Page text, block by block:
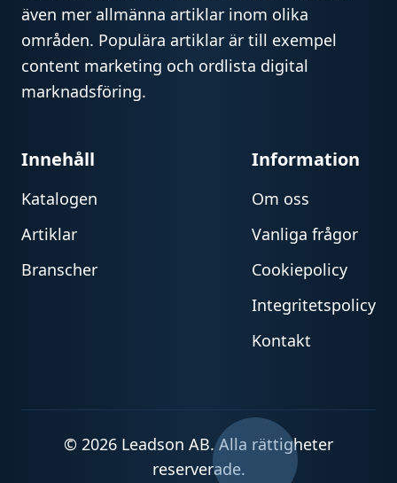
även mer allmänna artiklar inom olika
områden. Populära artiklar är till exempel
content marketing och ordlista digital
marknadsföring.
Innehåll
Katalogen
Artiklar
Branscher
Information
Om oss
Vanliga frågor
Cookiepolicy
Integritetspolicy
Kontakt
© 2026 Leadson AB. Alla rättigheter
reserverade.